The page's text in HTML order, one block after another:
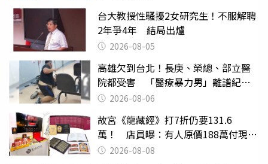
台大教授性騷擾2女研究生！不服解聘
2年爭4年 結局出爐
2026-08-05
高雄欠到台北！長庚、榮總、部立醫
院都受害 「醫療暴力男」離譜紀錄
曝光2026-08-06
故宮《龍藏經》打7折仍要131.6
萬！ 店員曝：有人原價188萬付現購
買 2026-08-08